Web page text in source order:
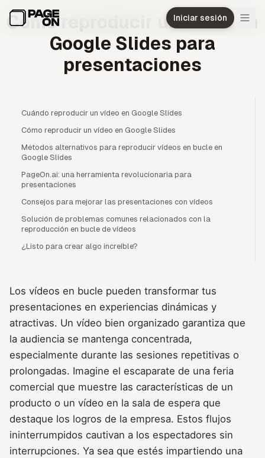
Iniciar sesión
Cómo reproducir un vídeo en
Google Slides para
presentaciones
Cuándo reproducir un vídeo en Google Slides
Cómo reproducir un vídeo en Google Slides
Métodos alternativos para reproducir vídeos en bucle en
Google Slides
PageOn.ai: una herramienta revolucionaria para
presentaciones
Consejos para mejorar las presentaciones con vídeos
Solución de problemas comunes relacionados con la
reproducción en bucle de vídeos
¿Listo para crear algo increíble?
Los vídeos en bucle pueden transformar tus
presentaciones en experiencias dinámicas y
atractivas. Un vídeo bien organizado garantiza que
la audiencia se mantenga concentrada,
especialmente durante las sesiones repetitivas o
prolongadas. Imagine el escaparate de una feria
comercial que muestre las características de un
producto o un vídeo en la sala de espera que
destaque los logros de la empresa. Estos flujos
ininterrumpidos cautivan a los espectadores sin
interrupciones. Ya sea que estés impartiendo una